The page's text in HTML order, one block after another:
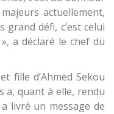
actuellement,
grand défi, c’est celui
a déclaré le chef du
fille d’Ahmed Sekou
a, quant à elle, rendu
livré un message de